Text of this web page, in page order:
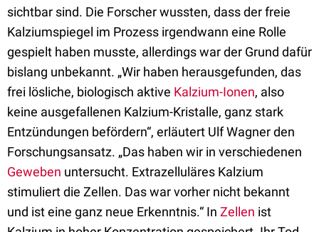
sichtbar sind. Die Forscher wussten, dass der freie
Kalziumspiegel im Prozess irgendwann eine Rolle
gespielt haben musste, allerdings war der Grund dafür
bislang unbekannt. „Wir haben herausgefunden, das
frei lösliche, biologisch aktive Kalzium-Ionen, also
keine ausgefallenen Kalzium-Kristalle, ganz stark
Entzündungen befördern“, erläutert Ulf Wagner den
Forschungsansatz. „Das haben wir in verschiedenen
Geweben untersucht. Extrazelluläres Kalzium
stimuliert die Zellen. Das war vorher nicht bekannt
und ist eine ganz neue Erkenntnis.“ In Zellen ist